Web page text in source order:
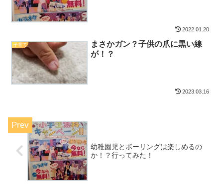
2022.01.20
子育て
まさかガン？子供の爪に黒い線
が！？
2023.03.16
幼稚園児とボーリングは楽しめるの
か！？行ってみた！